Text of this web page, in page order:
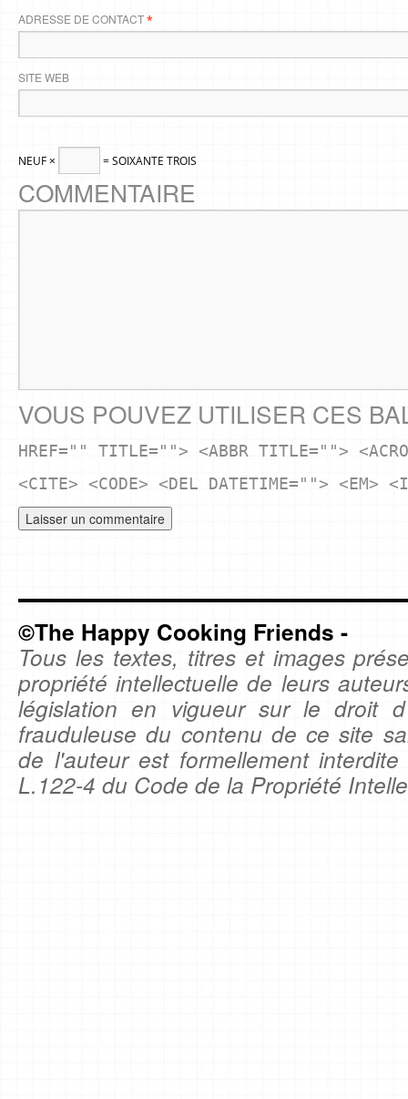
ADRESSE DE CONTACT*
SITE WEB
NEUF × = SOIXANTE TROIS
COMMENTAIRE
VOUS POUVEZ UTILISER CES
HREF="" TITLE=""> <ABBR TITLE="">
<CITE> <CODE> <DEL DATETIME=""> <EM>
©The Happy Cooking Friends -
Tous les textes, titres et images
propriété intellectuelle de leurs
législation en vigueur sur le droit
frauduleuse du contenu de ce site
de l'auteur est formellement
L.122-4 du Code de la Propriété